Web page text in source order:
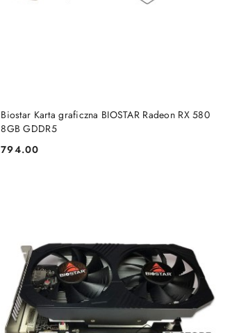
Biostar Karta graficzna BIOSTAR Radeon RX 580
8GB GDDR5
Cena:
794.00
DO KOSZYKA